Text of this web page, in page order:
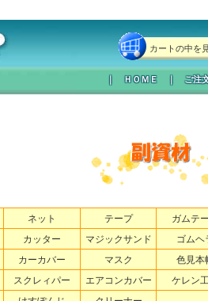
カートの中を
｜ ＨＯＭＥ ｜ ご注
ネット テープ ガムテ
カッター マジックサンド ゴムヘ
カーカバー マスク 色見本
スクレィパー エアコンカバー ケレン